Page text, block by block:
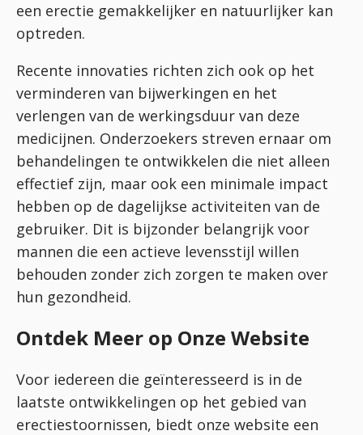
een erectie gemakkelijker en natuurlijker kan
optreden.
Recente innovaties richten zich ook op het
verminderen van bijwerkingen en het
verlengen van de werkingsduur van deze
medicijnen. Onderzoekers streven ernaar om
behandelingen te ontwikkelen die niet alleen
effectief zijn, maar ook een minimale impact
hebben op de dagelijkse activiteiten van de
gebruiker. Dit is bijzonder belangrijk voor
mannen die een actieve levensstijl willen
behouden zonder zich zorgen te maken over
hun gezondheid.
Ontdek Meer op Onze Website
Voor iedereen die geïnteresseerd is in de
laatste ontwikkelingen op het gebied van
erectiestoornissen, biedt onze website een